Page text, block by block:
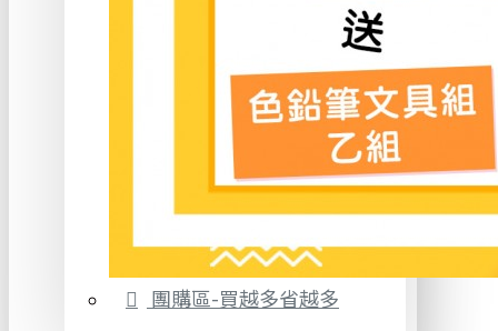
團購區-買越多省越多